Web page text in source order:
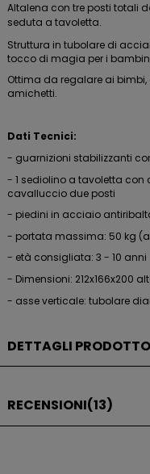
Altalena con tre posti totali
seduta a tavoletta.
Struttura in tubolare di
tocco di magia per i
Ottima da regalare ai
amichetti.
Dati Tecnici:
- guarnizioni stabilizzanti
- 1 sediolino a tavoletta con
cavalluccio due posti
- piedini in acciaio
- portata massima: 50 kg
- età consigliata: 3 - 10 anni
- Dimensioni: 212x166x200
- asse verticale: tubolare
DETTAGLI PRODOTTO
RECENSIONI(13)